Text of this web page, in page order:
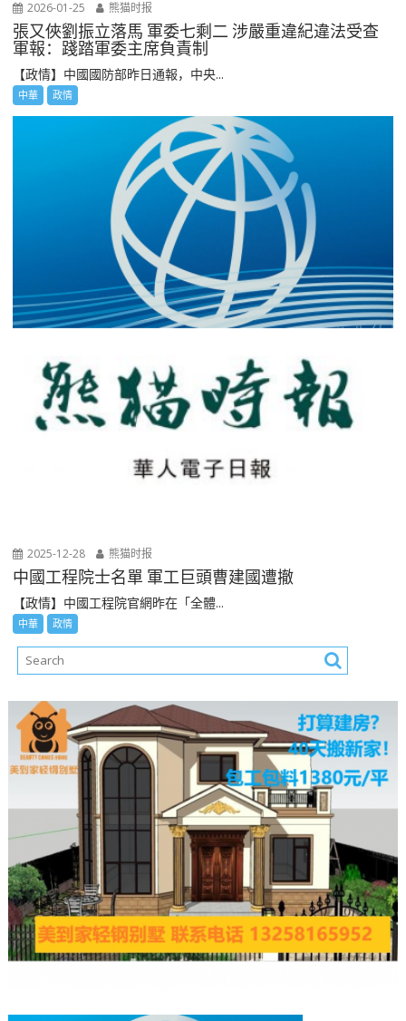
2026-01-25 熊猫时报
張又俠劉振立落馬 軍委七剩二 涉嚴重違紀違法受查
軍報：踐踏軍委主席負責制
【政情】中國國防部昨日通報，中央...
中華 政情
2025-12-28 熊猫时报
中國工程院士名單 軍工巨頭曹建國遭撤
【政情】中國工程院官網昨在「全體...
中華 政情